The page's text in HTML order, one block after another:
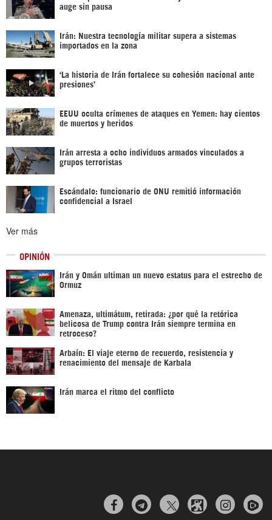
auge sin pausa
Irán: Nuestra tecnología militar supera a sistemas
importados en la zona
‘La historia de Irán fortalece su cohesión nacional ante
presiones’
EEUU oculta crímenes de ataques en Yemen: hay cientos
de muertos y heridos
Irán arresta a ocho individuos armados vinculados a
grupos terroristas
Escándalo: funcionario de ONU remitió información
confidencial a Israel
Ver más
OPINIÓN
Irán y Omán ultiman un nuevo estatus para el estrecho de
Ormuz
Amenaza, ultimátum, retirada: ¿por qué la retórica
belicosa de Trump contra Irán siempre termina en
retroceso?
Arbaín: El viaje eterno de recuerdo, resistencia y
renacimiento del mensaje de Karbala
Irán marca el ritmo del conflicto
  